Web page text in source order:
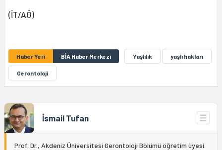
(İT/AÖ)
Haber Yeri BİA Haber Merkezi Yaşlılık yaşlı hakları
Gerontoloji
İsmail Tufan
Prof. Dr., Akdeniz Üniversitesi Gerontoloji Bölümü öğretim üyesi.